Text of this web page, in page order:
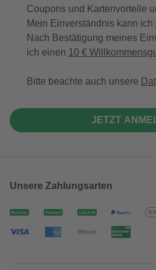
Coupons und Kartenvorteile
Mein Einverständnis kann
Nach Bestätigung meines
ich einen 10 €
Bitte beachte auch unsere
JETZT
Unsere Zahlungsarten